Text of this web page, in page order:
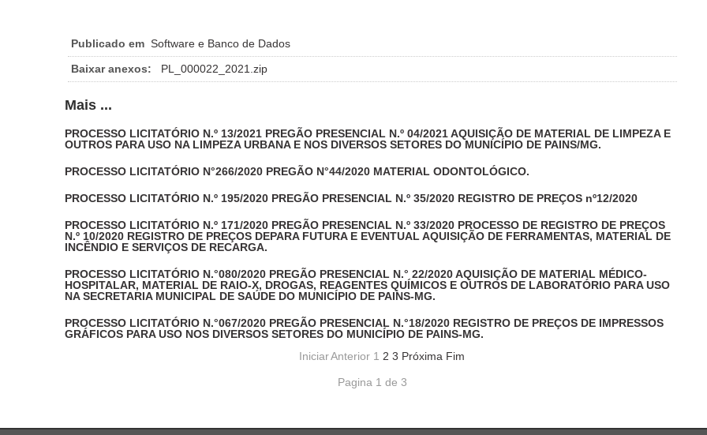
Publicado em Software e Banco de Dados
Baixar anexos:
PL_000022_2021.zip
Mais ...
PROCESSO LICITATÓRIO N.º 13/2021 PREGÃO PRESENCIAL N.º 04/2021 AQUISIÇÃO DE MATERIAL DE LIMPEZA E
OUTROS PARA USO NA LIMPEZA URBANA E NOS DIVERSOS SETORES DO MUNICÍPIO DE PAINS/MG.
PROCESSO LICITATÓRIO N°266/2020 PREGÃO N°44/2020 MATERIAL ODONTOLÓGICO.
PROCESSO LICITATÓRIO N.º 195/2020 PREGÃO PRESENCIAL N.º 35/2020 REGISTRO DE PREÇOS nº12/2020
PROCESSO LICITATÓRIO N.º 171/2020 PREGÃO PRESENCIAL N.º 33/2020 PROCESSO DE REGISTRO DE PREÇOS
N.º 10/2020 REGISTRO DE PREÇOS DEPARA FUTURA E EVENTUAL AQUISIÇÃO DE FERRAMENTAS, MATERIAL DE
INCÊNDIO E SERVIÇOS DE RECARGA.
PROCESSO LICITATÓRIO N.°080/2020 PREGÃO PRESENCIAL N.° 22/2020 AQUISIÇÃO DE MATERIAL MÉDICO-
HOSPITALAR, MATERIAL DE RAIO-X, DROGAS, REAGENTES QUÍMICOS E OUTROS DE LABORATÓRIO PARA USO
NA SECRETARIA MUNICIPAL DE SAÚDE DO MUNICÍPIO DE PAINS-MG.
PROCESSO LICITATÓRIO N.°067/2020 PREGÃO PRESENCIAL N.°18/2020 REGISTRO DE PREÇOS DE IMPRESSOS
GRÁFICOS PARA USO NOS DIVERSOS SETORES DO MUNICÍPIO DE PAINS-MG.
IniciarAnterior 1 2 3 Próxima Fim
Pagina 1 de 3